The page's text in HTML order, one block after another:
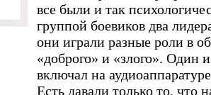
все были и так
группой боевиков два
они играли разные роли в
«доброго» и «злого». Один
включал на
Есть давали только то, что